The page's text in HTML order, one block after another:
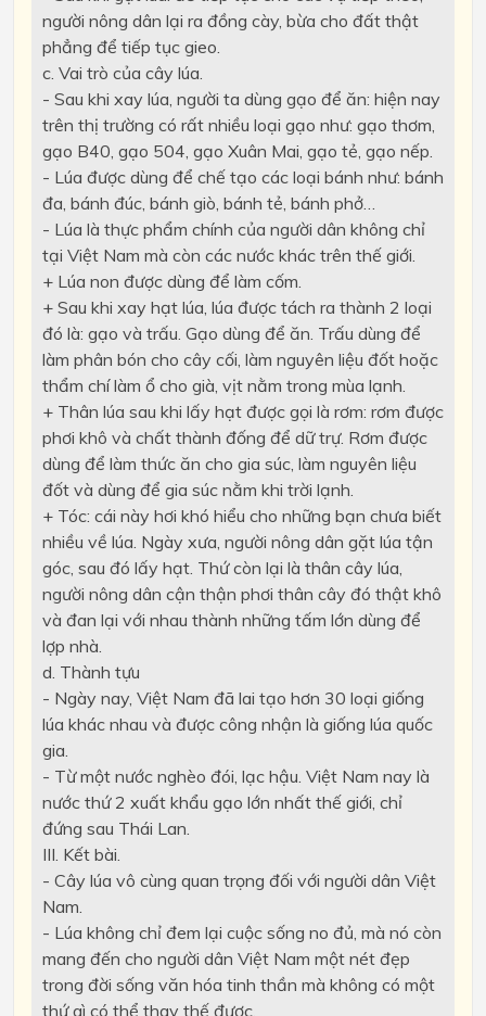
người nông dân lại ra đồng cày, bừa cho đất thật
phẳng để tiếp tục gieo.
c. Vai trò của cây lúa.
- Sau khi xay lúa, người ta dùng gạo để ăn: hiện nay
trên thị trường có rất nhiều loại gạo như: gạo thơm,
gạo B40, gạo 504, gạo Xuân Mai, gạo tẻ, gạo nếp.
- Lúa được dùng để chế tạo các loại bánh như: bánh
đa, bánh đúc, bánh giò, bánh tẻ, bánh phở…
- Lúa là thực phẩm chính của người dân không chỉ
tại Việt Nam mà còn các nước khác trên thế giới.
+ Lúa non được dùng để làm cốm.
+ Sau khi xay hạt lúa, lúa được tách ra thành 2 loại
đó là: gạo và trấu. Gạo dùng để ăn. Trấu dùng để
làm phân bón cho cây cối, làm nguyên liệu đốt hoặc
thẩm chí làm ổ cho già, vịt nằm trong mùa lạnh.
+ Thân lúa sau khi lấy hạt được gọi là rơm: rơm được
phơi khô và chất thành đống để dữ trự. Rơm được
dùng để làm thức ăn cho gia súc, làm nguyên liệu
đốt và dùng để gia súc nằm khi trời lạnh.
+ Tóc: cái này hơi khó hiểu cho những bạn chưa biết
nhiều về lúa. Ngày xưa, người nông dân gặt lúa tận
góc, sau đó lấy hạt. Thứ còn lại là thân cây lúa,
người nông dân cận thận phơi thân cây đó thật khô
và đan lại với nhau thành những tấm lớn dùng để
lợp nhà.
d. Thành tựu
- Ngày nay, Việt Nam đã lai tạo hơn 30 loại giống
lúa khác nhau và được công nhận là giống lúa quốc
gia.
- Từ một nước nghèo đói, lạc hậu. Việt Nam nay là
nước thứ 2 xuất khẩu gạo lớn nhất thế giới, chỉ
đứng sau Thái Lan.
III. Kết bài.
- Cây lúa vô cùng quan trọng đối với người dân Việt
Nam.
- Lúa không chỉ đem lại cuộc sống no đủ, mà nó còn
mang đến cho người dân Việt Nam một nét đẹp
trong đời sống văn hóa tinh thần mà không có một
thứ gì có thể thay thế được.